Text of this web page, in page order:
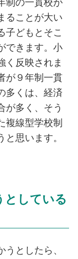
ることが大い
子どもとそこ
できます。小
く反映されま
が９年制一貫
多くは、経済
が多く、そう
複線型学校制
思います。
としている
としたら、